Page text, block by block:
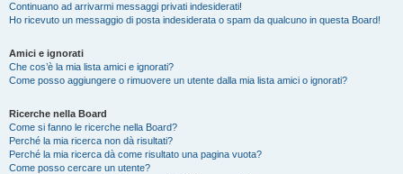
Continuano ad arrivarmi messaggi privati indesiderati!
Ho ricevuto un messaggio di posta indesiderata o spam da qualcuno in questa Board!
Amici e ignorati
Che cos’è la mia lista amici e ignorati?
Come posso aggiungere o rimuovere un utente dalla mia lista amici o ignorati?
Ricerche nella Board
Come si fanno le ricerche nella Board?
Perché la mia ricerca non dà risultati?
Perché la mia ricerca dà come risultato una pagina vuota?
Come posso cercare un utente?